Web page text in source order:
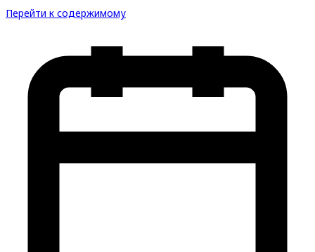
Перейти к содержимому